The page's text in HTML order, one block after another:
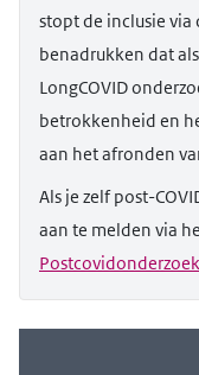
stopt de inclusie via
benadrukken dat
LongCOVID
betrokkenheid en
aan het afronden
Als je zelf post-
aan te melden via